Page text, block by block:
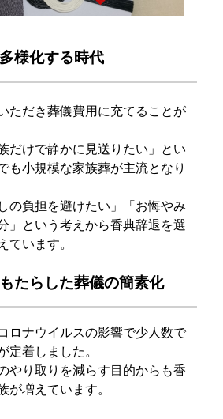
様化する時代
ただき葬儀費用に充てることが
だけで静かに見送りたい」とい
も小規模な家族葬が主流となり
の負担を避けたい」「お悔やみ
」という考えから香典辞退を選
ています。
たらした葬儀の簡素化
ロナウイルスの影響で少人数で
定着しました。
やり取りを減らす目的からも香
が増えています。